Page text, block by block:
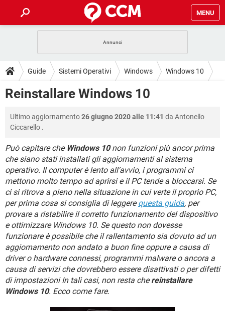
MENU
INTRATTENIMENTO ANDROID
iOS WINDOWS 10
TIKTOK
GUIDE
COVID-19
INTRATTENIMENTO ANDROID
iOS WINDOWS 10
TIKTOK FACEBOOK
HARDWARE
DOWNLOAD
INTRATTENIMENTO
INSTAGRAM WHATSAPP
TIKTOK FACEBOOK
HARDWARE
FORUM
INTRATTENIMENTO ANDROID
iOS WINDOWS 10
INSTAGRAM WHATSAPP
TIKTOK FACEBOOK
HARDWARE
COVID-19 GAMING
INTRATTENIMENTO ANDROID
iOS WINDOWS 10
WHATSAPP
TIKTOK FACEBOOK
HARDWARE
Guide Sistemi Operativi Windows Windows 10
Reinstallare Windows 10
Ultimo aggiornamento26 giugno 2020 alle 11:41 da Antonello
Ciccarello .
Può capitare che Windows 10non funzioni più ancor prima
che siano stati installati gli aggiornamenti al sistema
operativo. Il computer è lento all’avvio, i programmi ci
mettono molto tempo ad aprirsi e il PC tende a bloccarsi. Se
ci si ritrova a pieno nella situazione in cui verte il proprio PC,
per prima cosa si consiglia di leggerequesta guida, per
provare a ristabilire il corretto funzionamento del dispositivo
e ottimizzare Windows 10. Se questo non dovesse
funzionare è possibile che il rallentamento sia dovuto ad un
aggiornamento non andato a buon fine oppure a causa di
driver o hardware connessi, programmi malware o ancora a
causa di servizi che dovrebbero essere disattivati o per difetti
di impostazioni In tali casi, non resta chereinstallare
Windows 10. Ecco come fare.